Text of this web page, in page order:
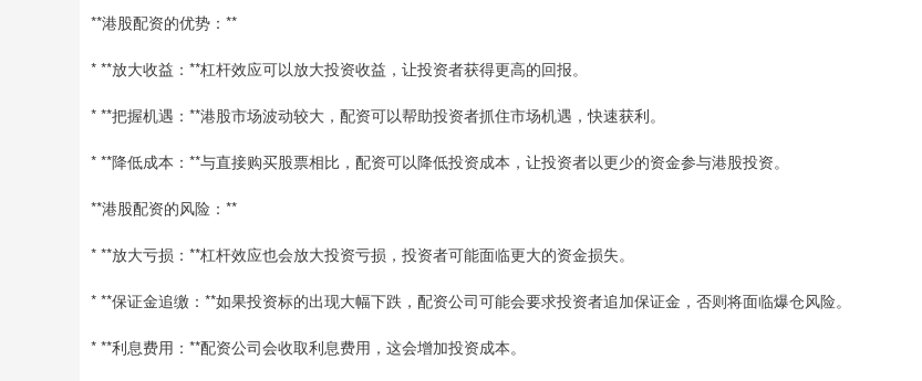
**港股配资的优势：**
* **放大收益：**杠杆效应可以放大投资收益，让投资者获得更高的回报。
* **把握机遇：**港股市场波动较大，配资可以帮助投资者抓住市场机遇，快速获利。
* **降低成本：**与直接购买股票相比，配资可以降低投资成本，让投资者以更少的资金参与港股投资。
**港股配资的风险：**
* **放大亏损：**杠杆效应也会放大投资亏损，投资者可能面临更大的资金损失。
* **保证金追缴：**如果投资标的出现大幅下跌，配资公司可能会要求投资者追加保证金，否则将面临爆仓风险。
* **利息费用：**配资公司会收取利息费用，这会增加投资成本。